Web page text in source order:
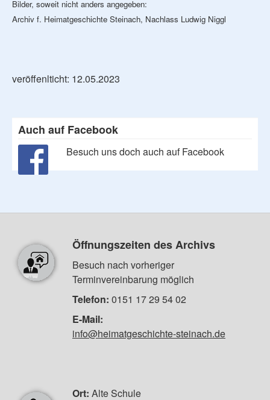
Bilder, soweit nicht anders angegeben:
Archiv f. Heimatgeschichte Steinach, Nachlass Ludwig Niggl
veröffenlticht: 12.05.2023
Auch auf Facebook
Besuch uns doch auch auf Facebook
Öffnungszeiten des Archivs
Besuch nach vorheriger
Terminvereinbarung möglich
Telefon: 0151 17 29 54 02
E-Mail:
info@heimatgeschichte-steinach.de
Ort: Alte Schule